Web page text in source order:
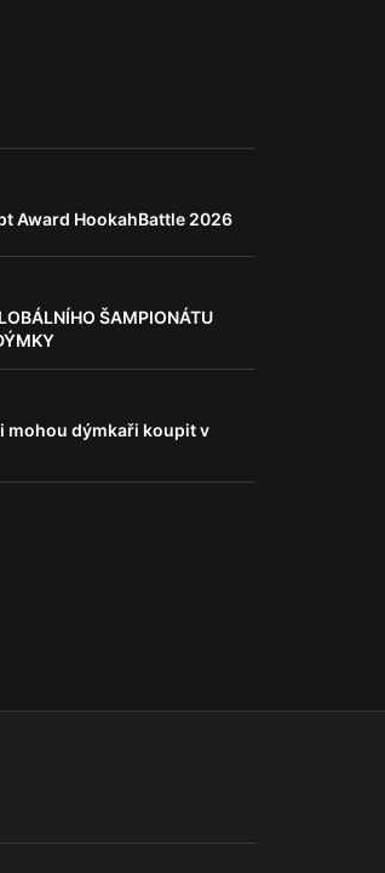
Award HookahBattle 2026
ŠAMPIONÁTU
mohou dýmkaři koupit v